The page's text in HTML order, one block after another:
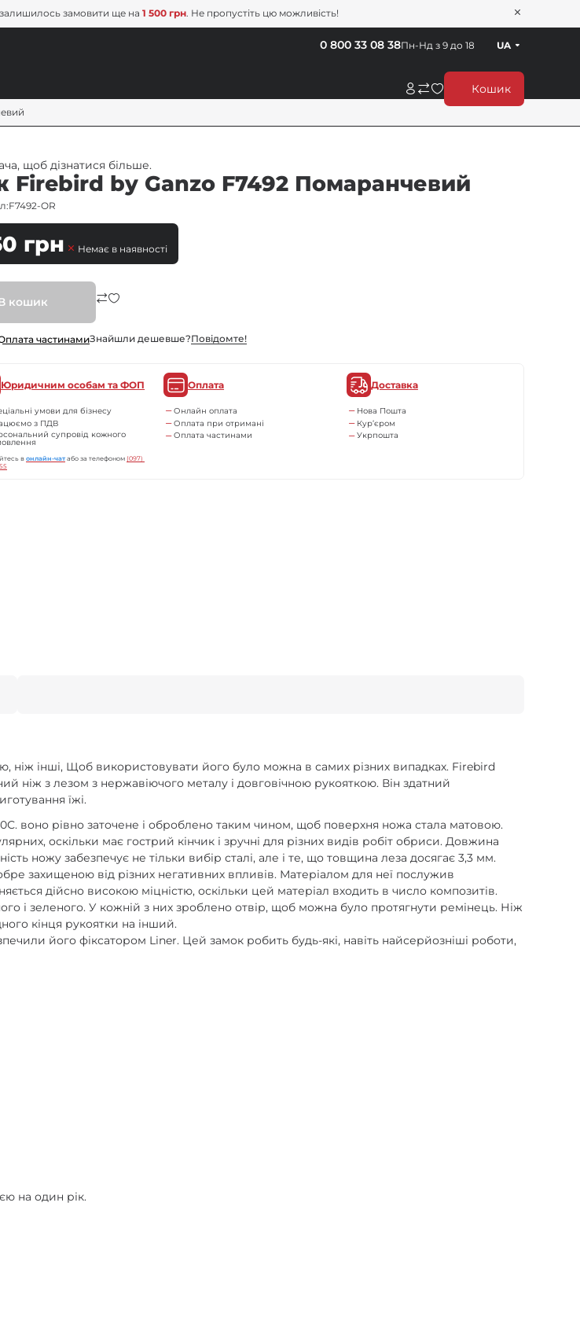
замовити ще на 1 500 грн. Не пропустіть цю можливість!
Кошик
Пн-Нд з 9 до 18
0 800 33 08 38 UA
щоб дізнатися більше.
Firebird by Ganzo F7492 Помаранчевий
F7492-OR
грн Немає в наявності
кошик
частинамиЗнайшли дешевше?Повiдомте!
Юридичним особам та ФОП
умови для бізнесу
з ПДВ
супровід кожного
вонлайн-чат або за телефоном(097)
Оплата
Онлайн оплата
Оплата при отримані
Оплата частинами
Доставка
Нова Пошта
Кур’єром
Укрпошта
ніж інші, Щоб використовувати його було можна в самих різних випадках. Firebird
ніж з лезом з нержавіючого металу і довговічною рукояткою. Він здатний
їжі.
воно рівно заточене і оброблено таким чином, щоб поверхня ножа стала матовою.
оскільки має гострий кінчик і зручні для різних видів робіт обриси. Довжина
ножу забезпечує не тільки вибір сталі, але і те, що товщина леза досягає 3,3 мм.
захищеною від різних негативних впливів. Матеріалом для неї послужив
дійсно високою міцністю, оскільки цей матеріал входить в число композитів.
і зеленого. У кожній з них зроблено отвір, щоб можна було протягнути ремінець. Ніж
кінця рукоятки на інший.
його фіксатором Liner. Цей замок робить будь-які, навіть найсерйозніші роботи,
на один рік.